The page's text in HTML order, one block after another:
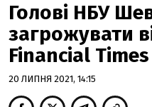
Голові НБУ
загрожувати
Financial Times
20 ЛИПНЯ 2021, 14:15